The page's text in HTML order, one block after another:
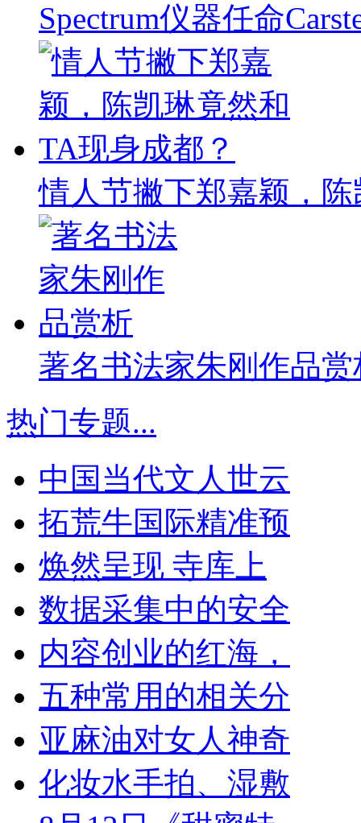
Spectrum仪器任命
情人节撇下郑嘉颖，
著名书法家朱刚作品赏
热门专题...
中国当代文人世云
拓荒牛国际精准预
焕然呈现 寺库上
数据采集中的安全
内容创业的红海，
五种常用的相关分
亚麻油对女人神奇
化妆水手拍、湿敷